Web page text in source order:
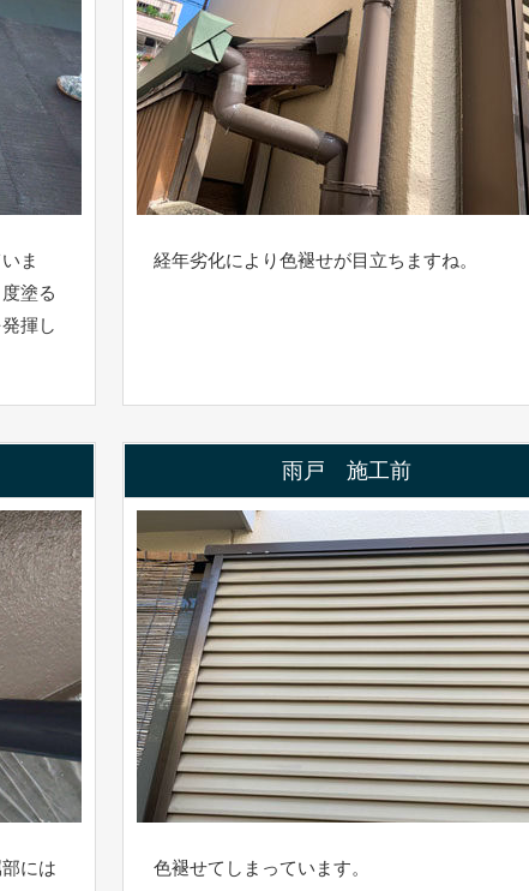
ま
塗る
揮し
経年劣化により色褪せが目立ちますね。
には
雨戸 施工前
色褪せてしまっています。